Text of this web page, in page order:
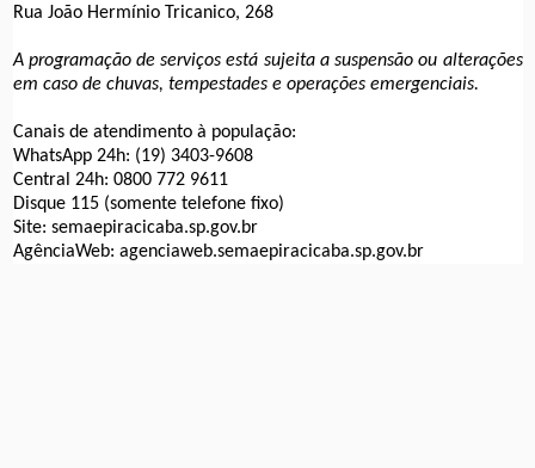
Rua João Hermínio Tricanico, 268
A programação de serviços está sujeita a suspensão ou alterações
em caso de chuvas, tempestades e operações emergenciais.
Canais de atendimento à população:
WhatsApp 24h: (19) 3403-9608
Central 24h: 0800 772 9611
Disque 115 (somente telefone fixo)
Site: semaepiracicaba.sp.gov.br
AgênciaWeb: agenciaweb.semaepiracicaba.sp.gov.br